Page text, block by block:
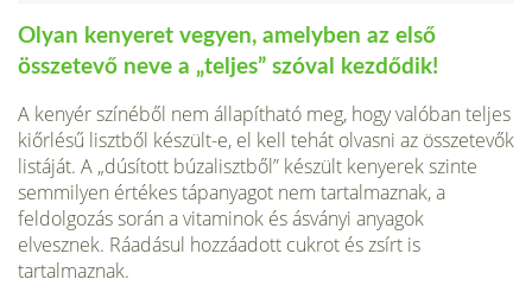
Olyan kenyeret vegyen, amelyben az első
összetevő neve a „teljes” szó­val kezdődik!
A kenyér színéből nem állapítható meg, hogy valóban teljes
kiőrlésű lisztből készült-e, el kell tehát olvasni az összetevők
listáját. A „dúsított búzalisztből” készült kenyerek szinte
semmilyen értékes tápanyagot nem tartal­maznak, a
feldolgozás során a vitaminok és ásványi anyagok
elvesznek. Ráadá­sul hozzáadott cukrot és zsírt is
tartalmaznak.